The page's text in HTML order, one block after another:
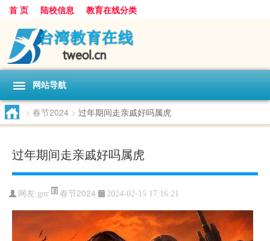
首 页 陆校信息 教育在线分类
网站导航
> 春节2024 > 过年期间走亲戚好吗属虎
过年期间走亲戚好吗属虎
网友:gnr 春节2024 2024-02-15 17:16:21